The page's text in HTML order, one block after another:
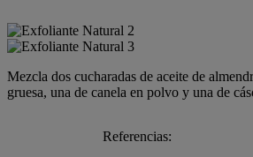
Mezcla dos cucharadas de aceite de
gruesa, una de canela en polvo y una de
Referencias: